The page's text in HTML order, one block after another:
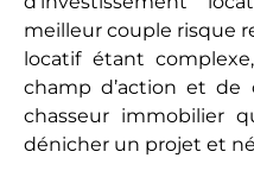
meilleur couple risque
locatif étant
champ d’action et de
chasseur immobilier
dénicher un projet et